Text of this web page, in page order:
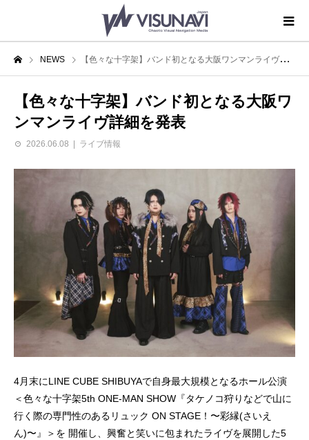
NEWS 【色々な十字架】バンド初となる大阪ワンマンライヴ詳細を発表
【色々な十字架】バンド初となる大阪ワ
ンマンライヴ詳細を発表
2026.06.08 ライブ情報
4月末にLINE CUBE SHIBUYAで自身最大規模となるホール公演
＜色々な十字架5th ONE-MAN SHOW『タケノコ狩りなどで山に
行く際の専門性のあるリュック ON STAGE！〜彩縁(さいえ
ん)〜』＞を 開催し、興奮と笑いに包まれたライヴを展開した5